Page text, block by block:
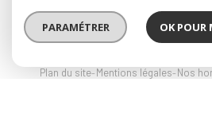
© 2026 | Tous droits réservés |
Plan du site Mentions légales Nos
PARAMÉTRER OK POUR